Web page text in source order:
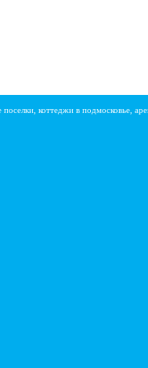
коттеджи в подмосковье,